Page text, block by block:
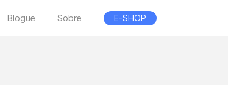
Blogue Sobre E-SHOP